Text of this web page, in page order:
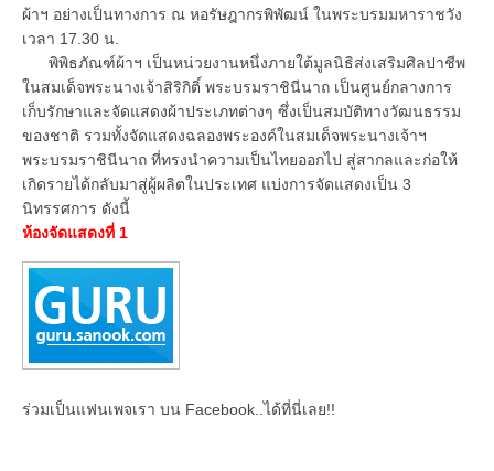
ผ้าฯ อย่างเป็นทางการ ณ หอรัษฎากรพิพัฒน์ ในพระบรมมหาราชวัง
เวลา 17.30 น.
พิพิธภัณฑ์ผ้าฯ เป็นหน่วยงานหนึ่งภายใต้มูลนิธิส่งเสริมศิลปาชีพ
ในสมเด็จพระนางเจ้าสิริกิติ์ พระบรมราชินีนาถ เป็นศูนย์กลางการ
เก็บรักษาและจัดแสดงผ้าประเภทต่างๆ ซึ่งเป็นสมบัติทางวัฒนธรรม
ของชาติ รวมทั้งจัดแสดงฉลองพระองค์ในสมเด็จพระนางเจ้าฯ
พระบรมราชินีนาถ ที่ทรงนำความเป็นไทยออกไป สู่สากลและก่อให้
เกิดรายได้กลับมาสู่ผู้ผลิตในประเทศ แบ่งการจัดแสดงเป็น 3
นิทรรศการ ดังนี้
ห้องจัดแสดงที่ 1
ร่วมเป็นแฟนเพจเรา บน Facebook..ได้ที่นี่เลย!!